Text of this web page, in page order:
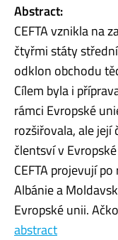
Abstract:
CEFTA vznikla na
čtyřmi státy
odklon obchodu
Cílem byla i
rámci Evropské
rozšiřovala, ale její
člentsví v
CEFTA projevují
Albánie a
Evropské unii.
abstract